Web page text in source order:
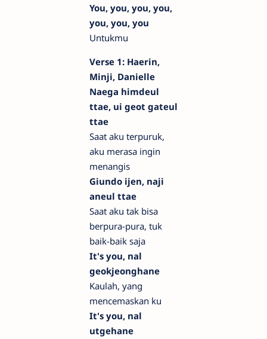
You, you, you, you,
you, you, you
Untukmu
Verse 1: Haerin,
Minji, Danielle
Naega himdeul
ttae, ui geot gateul
ttae
Saat aku terpuruk,
aku merasa ingin
menangis
Giundo ijen, naji
aneul ttae
Saat aku tak bisa
berpura-pura, tuk
baik-baik saja
It's you, nal
geokjeonghane
Kaulah, yang
mencemaskan ku
It's you, nal
utgehane